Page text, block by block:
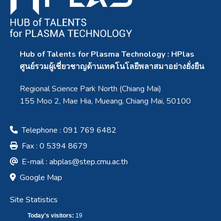
Hub of Talents for Plasma Technology : HPlas
ศูนย์รวมผู้เชี่ยวชาญด้านเทคโนโลยีพลาสมาอย่างยั่งยืน
Regional Science Park North (Chiang Mai)
155 Moo 2, Mae Hia, Mueang, Chiang Mai, 50100
Telephone : 091 769 6482
Fax : 0 5394 8679
E-mail : abplas@step.cmu.ac.th
Google Map
Site Statistics
Today's visitors: 19